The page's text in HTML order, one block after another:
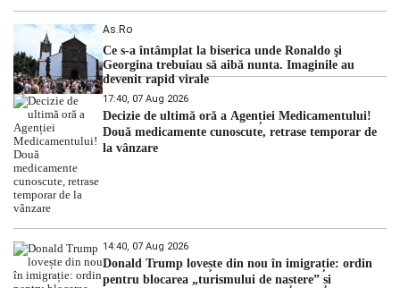
As.ro
Ce s-a întâmplat la biserica unde Ronaldo şi
Georgina trebuiau să aibă nunta. Imaginile au
devenit rapid virale
17:40, 07 Aug 2026
Decizie de ultimă oră a Agenției Medicamentului!
Două medicamente cunoscute, retrase temporar de
la vânzare
14:40, 07 Aug 2026
Donald Trump lovește din nou în imigrație: ordin
pentru blocarea „turismului de naștere” și